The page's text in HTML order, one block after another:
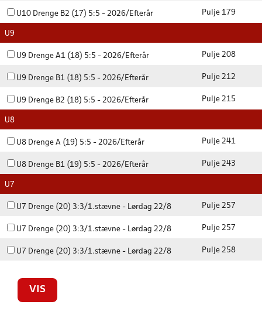
U10 Drenge B2 (17) 5:5 - 2026/Efterår Pulje 179
U9
U9 Drenge A1 (18) 5:5 - 2026/Efterår Pulje 208
U9 Drenge B1 (18) 5:5 - 2026/Efterår Pulje 212
U9 Drenge B2 (18) 5:5 - 2026/Efterår Pulje 215
U8
U8 Drenge A (19) 5:5 - 2026/Efterår Pulje 241
U8 Drenge B1 (19) 5:5 - 2026/Efterår Pulje 243
U7
U7 Drenge (20) 3:3/1.stævne - Lørdag 22/8 Pulje 257
U7 Drenge (20) 3:3/1.stævne - Lørdag 22/8 Pulje 257
U7 Drenge (20) 3:3/1.stævne - Lørdag 22/8 Pulje 258
VIS